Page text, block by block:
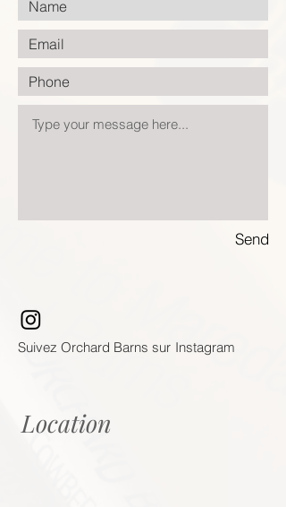
Send
Suivez Orchard Barns sur Instagram
Location